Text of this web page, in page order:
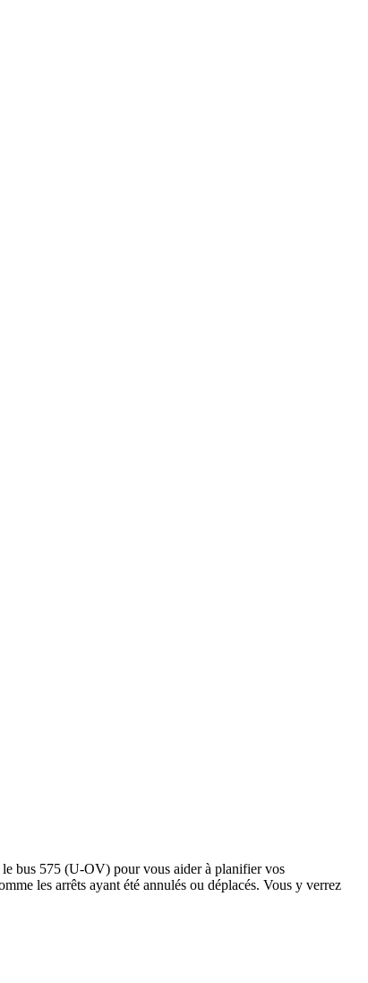
le bus 575 (U-OV) pour vous aider à planifier vos
les arrêts ayant été annulés ou déplacés. Vous y verrez